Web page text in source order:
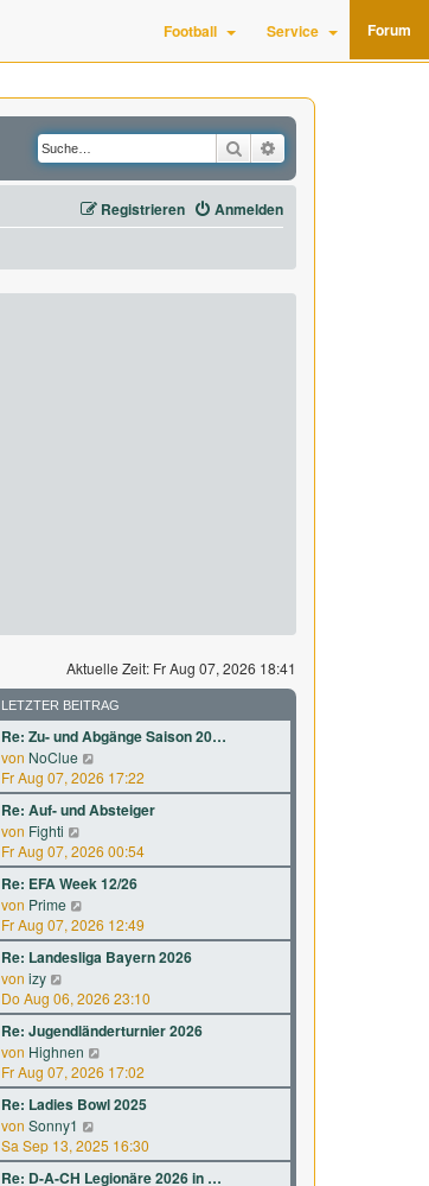
Football Service Forum
Suche
Anmelden
Registrieren
Aktuelle Zeit: Fr Aug 07, 2026 18:41
LETZTER BEITRAG
Re: Zu- und Abgänge Saison 20…
von NoClue
e
u
e
t
e
B
e
i
r
a
g
Fr Aug 07, 2026 17:22
Re: Auf- und Absteiger
von Fighti
e
u
e
s
t
e
r
B
e
i
t
r
a
g
Fr Aug 07, 2026 00:54
Re: EFA Week 12/26
von Prime
e
u
e
t
e
B
e
i
t
r
a
Fr Aug 07, 2026 12:49
Re: Landesliga Bayern 2026
von izy
e
u
e
s
t
e
B
e
i
Do Aug 06, 2026 23:10
Re: Jugendländerturnier 2026
von Highnen
e
u
e
t
e
Fr Aug 07, 2026 17:02
Re: Ladies Bowl 2025
von Sonny1
e
u
Sa Sep 13, 2025 16:30
Re: D-A-CH Legionäre 2026 in …